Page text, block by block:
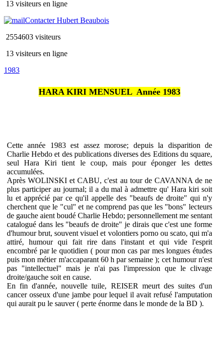
13 visiteurs en ligne
Contacter Hubert Beaubois
2554603 visiteurs
13 visiteurs en ligne
1983
HARA KIRI MENSUEL  Année 1983
Cette année 1983 est assez morose; depuis la disparition de
Charlie Hebdo et des publications diverses des Editions du square,
seul Hara Kiri tient le coup, mais pour éponger les dettes
accumulées.
Après WOLINSKI et CABU, c'est au tour de CAVANNA de ne
plus participer au journal; il a du mal à admettre qu' Hara kiri soit
lu et apprécié par ce qu'il appelle des "beaufs de droite" qui n'y
cherchent que le "cul" et ne comprend pas que les "bons" lecteurs
de gauche aient boudé Charlie Hebdo; personnellement me sentant
catalogué dans les "beaufs de droite" je dirais que c'est une forme
d'humour brut, souvent visuel et volontiers porno ou scato, qui m'a
attiré, humour qui fait rire dans l'instant et qui vide l'esprit
encombré par le quotidien ( pour mon cas par mes longues études
puis mon métier m'accaparant 60 h par semaine ); cet humour n'est
pas "intellectuel" mais je n'ai pas l'impression que le clivage
droite/gauche soit en cause.
En fin d'année, nouvelle tuile, REISER meurt des suites d'un
cancer osseux d'une jambe pour lequel il avait refusé l'amputation
qui aurait pu le sauver ( perte énorme dans le monde de la BD ).